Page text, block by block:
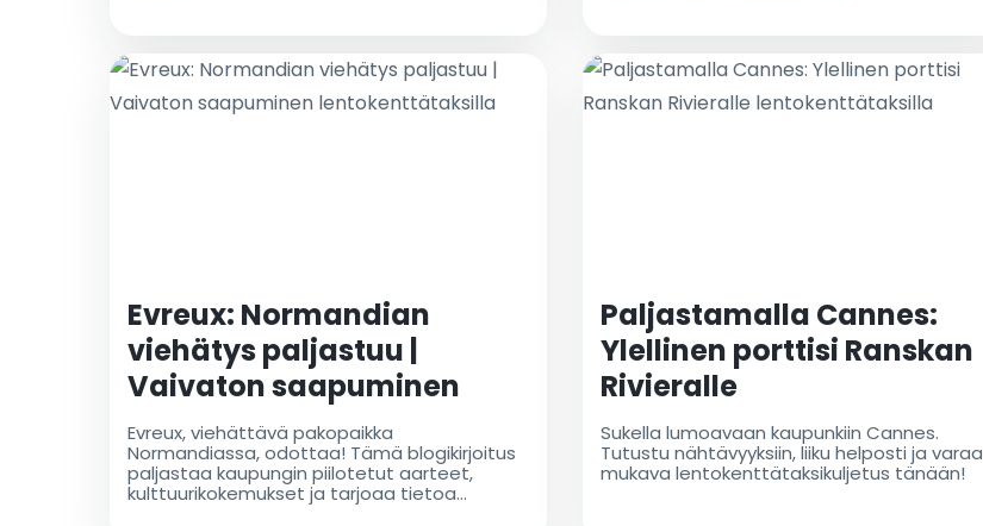
Evreux: Normandian
viehätys paljastuu |
Vaivaton saapuminen
lentokenttätaksilla
Evreux, viehättävä pakopaikka
Normandiassa, odottaa! Tämä blogikirjoitus
paljastaa kaupungin piilotetut aarteet,
kulttuurikokemukset ja tarjoaa tietoa
Paljastamalla Cannes:
Ylellinen porttisi Ranskan
Rivieralle
lentokenttätaksilla
Sukella lumoavaan kaupunkiin Cannes.
Tutustu nähtävyyksiin, liiku helposti ja varaa
mukava lentokenttätaksikuljetus tänään!